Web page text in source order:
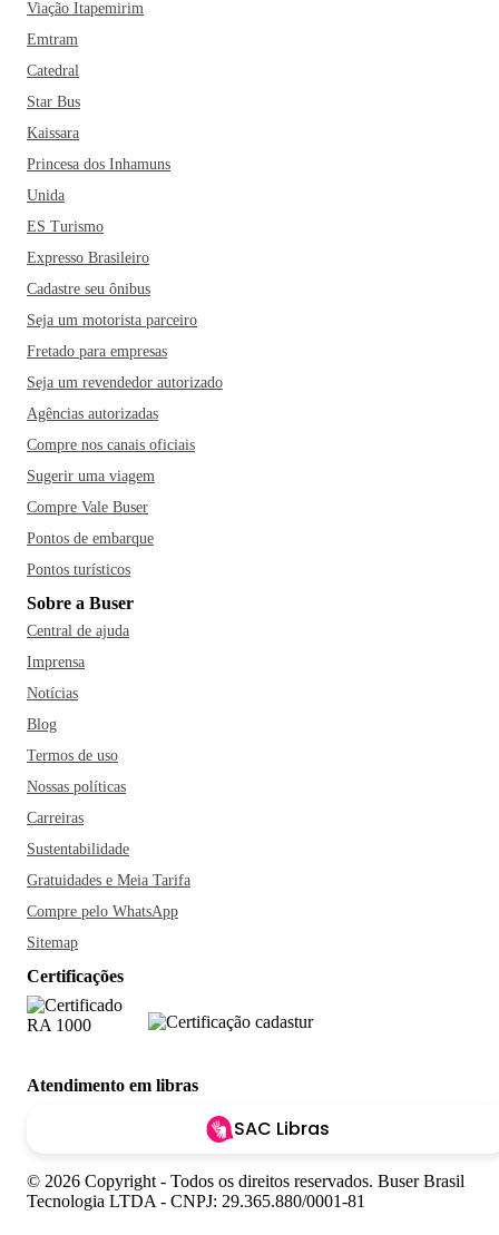
Por lá, é possível conferir experimentos, aprender de forma
didática e lúdica sobre ciência e explorar bibliotecas
pinguins, idealizado em parceria com o Instituto Argonautas
para Conservação Costeira e Marinha.
No interior do complexo educativo, há o Planetário
Johannes Kepler, que é um verdadeiro convite para
estrelas, uma projeção surpreendente e que encanta
visitantes de todas as idades.
Mas Santo André não para por aqui. Anote aí outros lugares
incríveis que vale sua visita: Teatro Municipal Maestro
noturna agitada de Santo André); Praça do Carmo e Parque
Central. Partiu Santo André?
Viação Itapemirim
Emtram
Catedral
Star Bus
Kaissara
Princesa dos Inhamuns
Unida
ES Turismo
Expresso Brasileiro
Cadastre seu ônibus
Seja um motorista parceiro
Fretado para empresas
Seja um revendedor autorizado
Agências autorizadas
Compre nos canais oficiais
Sugerir uma viagem
Compre Vale Buser
Pontos de embarque
Pontos turísticos
Sobre a Buser
Central de ajuda
Imprensa
Notícias
Blog
Termos de uso
Nossas políticas
Carreiras
Sustentabilidade
Gratuidades e Meia Tarifa
Compre pelo WhatsApp
Sitemap
Certificações
Atendimento em libras
SAC Libras
© 2026 Copyright - Todos os direitos reservados. Buser Brasil
Tecnologia LTDA - CNPJ: 29.365.880/0001-81